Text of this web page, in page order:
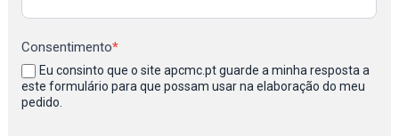
Consentimento*
Eu consinto que o site apcmc.pt guarde a minha resposta a
este formulário para que possam usar na elaboração do meu
pedido.